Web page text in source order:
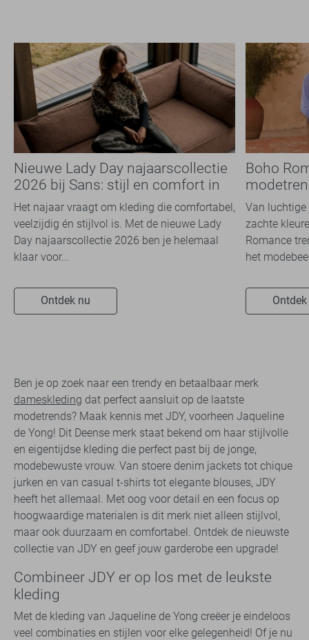
Nieuwe Lady Day najaarscollectie
2026 bij Sans: stijl en comfort in
travelkwaliteit
Het najaar vraagt om kleding die comfortabel,
veelzijdig én stijlvol is. Met de nieuwe Lady
Day najaarscollectie 2026 ben je helemaal
klaar voor...
Ontdek nu
Boho
overal
Van luchtige
zachte
Romance
het
Ben je op zoek naar een trendy en betaalbaar merk
dameskleding dat perfect aansluit op de laatste
modetrends? Maak kennis met JDY, voorheen Jaqueline
de Yong! Dit Deense merk staat bekend om haar stijlvolle
en eigentijdse kleding die perfect past bij de jonge,
modebewuste vrouw. Van stoere denim jackets tot chique
jurken en van casual t-shirts tot elegante blouses, JDY
heeft het allemaal. Met oog voor detail en een focus op
hoogwaardige materialen is dit merk niet alleen stijlvol,
maar ook duurzaam en comfortabel. Ontdek de nieuwste
collectie van JDY en geef jouw garderobe een upgrade!
Combineer JDY er op los met de leukste
kleding
Met de kleding van Jaqueline de Yong creëer je eindeloos
veel combinaties en stijlen voor elke gelegenheid! Of je nu